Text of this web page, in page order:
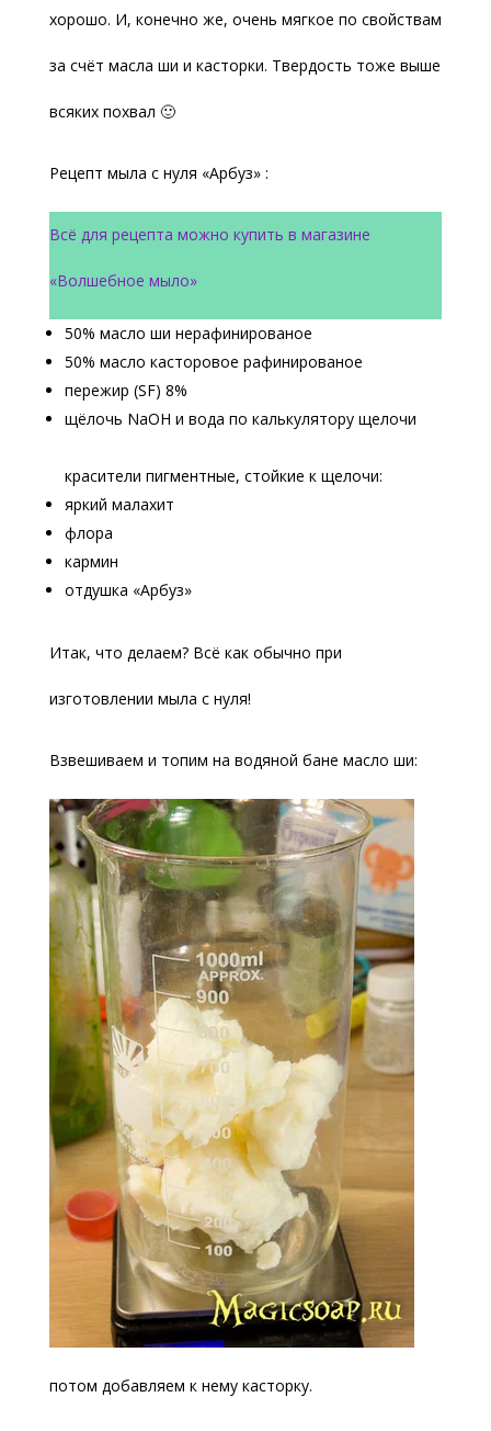
хорошо. И, конечно же, очень мягкое по свойствам
за счёт масла ши и касторки. Твердость тоже выше
всяких похвал 🙂
Рецепт мыла с нуля «Арбуз» :
Всё для рецепта можно купить в магазине
«Волшебное мыло»
50% масло ши нерафинированое
50% масло касторовое рафинированое
пережир (SF) 8%
щёлочь NaOH и вода по калькулятору щелочи
красители пигментные, стойкие к щелочи:
яркий малахит
флора
кармин
отдушка «Арбуз»
Итак, что делаем? Всё как обычно при
изготовлении мыла с нуля!
Взвешиваем и топим на водяной бане масло ши:
потом добавляем к нему касторку.